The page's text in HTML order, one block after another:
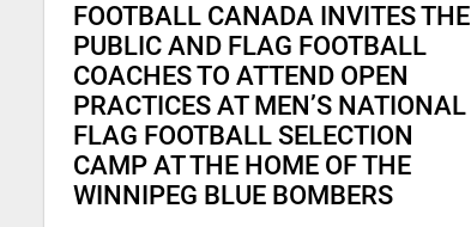
FOOTBALL CANADA INVITES THE
PUBLIC AND FLAG FOOTBALL
COACHES TO ATTEND OPEN
PRACTICES AT MEN’S NATIONAL
FLAG FOOTBALL SELECTION
CAMP AT THE HOME OF THE
WINNIPEG BLUE BOMBERS